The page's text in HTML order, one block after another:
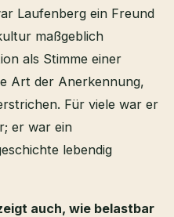
Laufenberg ein Freund
maßgeblich
als Stimme einer
Art der Anerkennung,
Für viele war er
er war ein
lebendig
auch, wie belastbar